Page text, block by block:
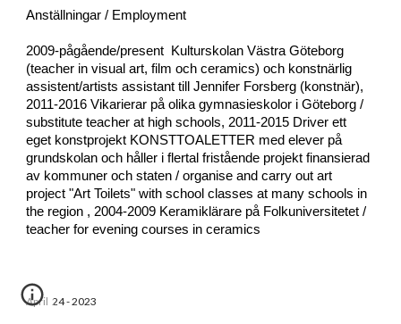
Anställningar / Employment
2009-pågående/present Kulturskolan Västra Göteborg
(teacher in visual art, film ochceramics) och konstnärlig
assistent/artists assistant till Jennifer Forsberg (konstnär),
2011-2016 Vikarierar på olika gymnasieskolor i Göteborg /
substitute teacher at high schools, 2011-2015 Driver ett
eget konstprojekt KONSTTOALETTER med elever på
grundskolan och håller i flertal fristående projekt finansierad
av kommuner och staten /organise and carry out art
project"Art Toilets"with school classes at many schools in
the region , 2004-2009 Keramiklärare på Folkuniversitetet /
teacher for evening courses in ceramics
April 24 - 2023